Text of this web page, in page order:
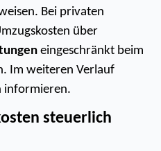
Bei privaten
eingeschränkt beim
Im weiteren Verlauf
informieren.
steuerlich